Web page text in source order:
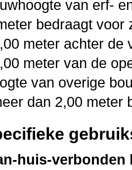
van erf-
bedraagt voor
meter achter de
meter van de
van overige
dan 2,00 meter
huis-